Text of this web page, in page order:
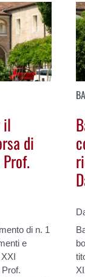
il
di
di n. 1
e